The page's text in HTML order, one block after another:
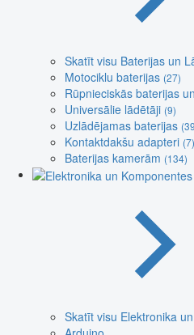
Skatīt visu Baterijas un
Motociklu baterijas (27)
Rūpnieciskās baterijas
Universālie lādētāji (9)
Uzlādējamas baterijas
Kontaktdakšu adapteri (7)
Baterijas kamerām (134)
Skatīt visu Elektronika